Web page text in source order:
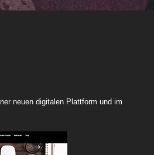
neuen digitalen Plattform und im